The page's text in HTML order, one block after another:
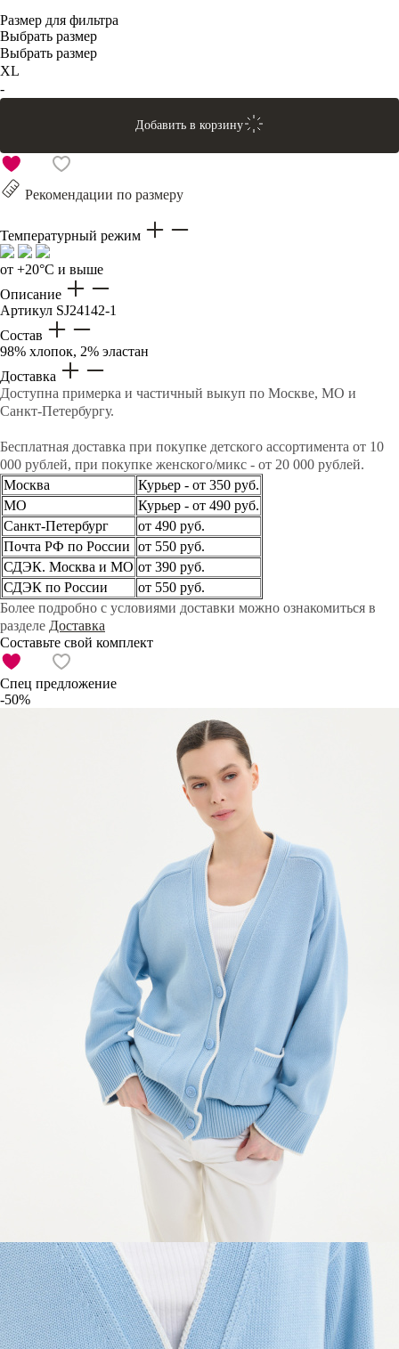
Размер для фильтра
Выбрать размер
Выбрать размер
XL
-
Добавить в корзину
Рекомендации по размеру
Температурный режим
от +20°C и выше
Описание
Артикул SJ24142-1
Состав
98% хлопок, 2% эластан
Доставка
Доступна примерка и частичный выкуп по Москве, МО и
Санкт-Петербургу.
Бесплатная доставка при покупке детского ассортимента от 10
000 рублей, при покупке женского/микс - от 20 000 рублей.
Москва
Курьер - от 350 руб.
МО
Курьер - от 490 руб.
Санкт-Петербург
от 490 руб.
Почта РФ по России от 550 руб.
СДЭК. Москва и МО от 390 руб.
СДЭК по России
от 550 руб.
Более подробно с условиями доставки можно ознакомиться в
разделе Доставка
Составьте свой комплект
Спец предложение
-50%